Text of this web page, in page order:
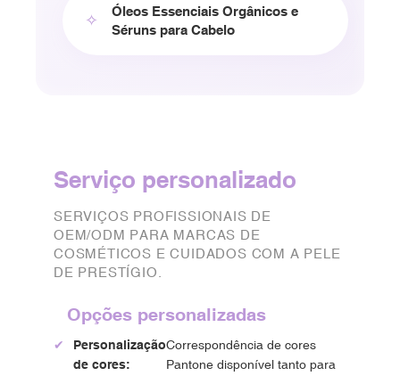
✧
Óleos Essenciais Orgânicos e
Séruns para Cabelo
Serviço personalizado
SERVIÇOS PROFISSIONAIS DE
OEM/ODM PARA MARCAS DE
COSMÉTICOS E CUIDADOS COM A PELE
DE PRESTÍGIO.
Opções personalizadas
✔
Personalização
de cores:
Correspondência de cores
Pantone disponível tanto para